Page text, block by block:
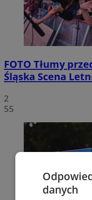
FOTO Tłumy
Śląska Scena
2
55
danych